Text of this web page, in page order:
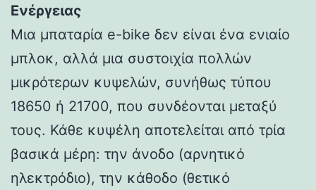
Ενέργειας
Μια μπαταρία e-bike δεν είναι ένα ενιαίο
μπλοκ, αλλά μια συστοιχία πολλών
μικρότερων κυψελών, συνήθως τύπου
18650 ή 21700, που συνδέονται μεταξύ
τους. Κάθε κυψέλη αποτελείται από τρία
βασικά μέρη: την άνοδο (αρνητικό
ηλεκτρόδιο), την κάθοδο (θετικό